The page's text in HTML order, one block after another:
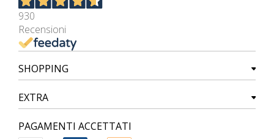
930
Recensioni
SHOPPING
EXTRA
PAGAMENTI ACCETTATI